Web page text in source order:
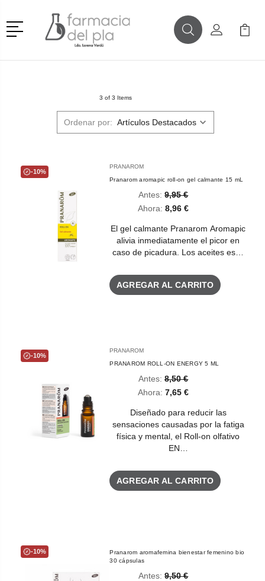
Menú
BuscarMi Cuenta
Mi
3 of 3 Items
Ordenar por:
-10%
PRANAROM
Pranarom aromapic roll-on gel calmante 15 mL
Ahora: 8,96 €
Antes: 9,95 €
El gel calmante Pranarom Aromapic
alivia inmediatamente el picor en
caso de picadura. Los aceites es…
AGREGAR AL CARRITO
-10%
PRANAROM
PRANAROM ROLL-ON ENERGY 5 ML
Ahora: 7,65 €
Antes: 8,50 €
Diseñado para reducir las
sensaciones causadas por la fatiga
física y mental, el Roll-on olfativo
EN…
AGREGAR AL CARRITO
-10%
Pranarom aromafemina bienestar femenino bio
30 cápsulas
Antes: 9,50 €